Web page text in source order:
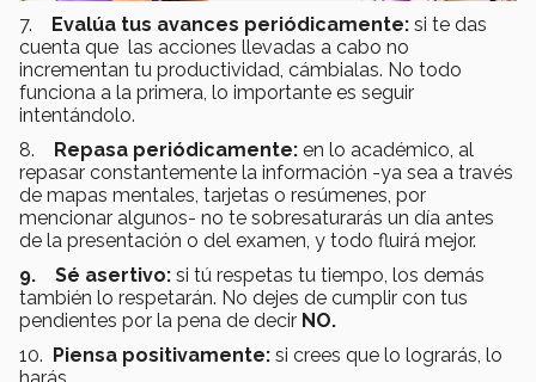
7. Evalúa tus avances periódicamente: si te das
cuenta que las acciones llevadas a cabo no
incrementan tu productividad, cámbialas. No todo
funciona a la primera, lo importante es seguir
intentándolo.
8.
Repasa periódicamente: en lo académico, al
repasar constantemente la información -ya sea a través
de mapas mentales, tarjetas o resúmenes, por
mencionar algunos- no te sobresaturarás un día antes
de la presentación o del examen, y todo fluirá mejor.
9. Sé asertivo: si tú respetas tu tiempo, los demás
también lo respetarán. No dejes de cumplir con tus
pendientes por la pena de decir NO.
10.
Piensa positivamente: si crees que lo lograrás, lo